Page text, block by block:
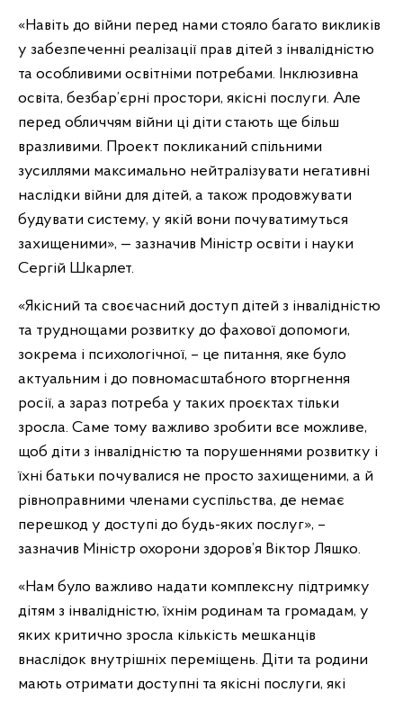
«Навіть до війни перед нами стояло багато викликів
у забезпеченні реалізації прав дітей з інвалідністю
та особливими освітніми потребами. Інклюзивна
освіта, безбар’єрні простори, якісні послуги. Але
перед обличчям війни ці діти стають ще більш
вразливими. Проект покликаний спільними
зусиллями максимально нейтралізувати негативні
наслідки війни для дітей, а також продовжувати
будувати систему, у якій вони почуватимуться
захищеними», — зазначив Міністр освіти і науки
Сергій Шкарлет.
«Якісний та своєчасний доступ дітей з інвалідністю
та труднощами розвитку до фахової допомоги,
зокрема і психологічної, – це питання, яке було
актуальним і до повномасштабного вторгнення
росії, а зараз потреба у таких проєктах тільки
зросла. Саме тому важливо зробити все можливе,
щоб діти з інвалідністю та порушеннями розвитку і
їхні батьки почувалися не просто захищеними, а й
рівноправними членами суспільства, де немає
перешкод у доступі до будь-яких послуг», –
зазначив Міністр охорони здоров’я Віктор Ляшко.
«Нам було важливо надати комплексну підтримку
дітям з інвалідністю, їхнім родинам та громадам, у
яких критично зросла кількість мешканців
внаслідок внутрішніх переміщень. Діти та родини
мають отримати доступні та якісні послуги, які